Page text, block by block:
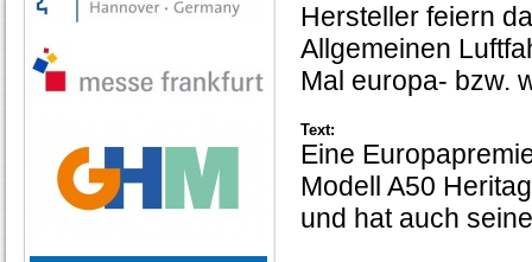
Hersteller feiern
Allgemeinen
Mal europa- bzw.
Text:
Eine
Modell A50
und hat auch